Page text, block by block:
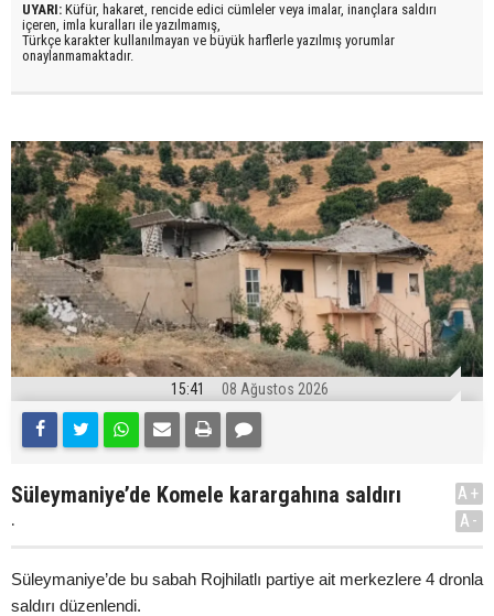
UYARI: Küfür, hakaret, rencide edici cümleler veya imalar, inançlara saldırı
içeren, imla kuralları ile yazılmamış,
Türkçe karakter kullanılmayan ve büyük harflerle yazılmış yorumlar
onaylanmamaktadır.
15:41 08 Ağustos 2026
Süleymaniye’de Komele karargahına saldırı
.
A+
A-
Süleymaniye’de bu sabah Rojhilatlı partiye ait merkezlere 4 dronla
saldırı düzenlendi.